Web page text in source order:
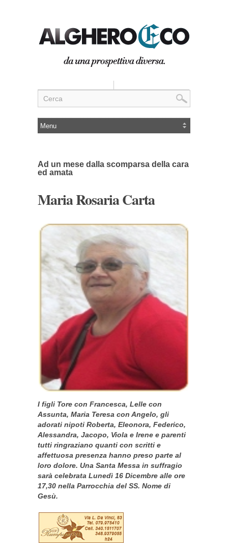
Ad un mese dalla scomparsa della cara
ed amata
Maria Rosaria Carta
I figli Tore con Francesca, Lelle con
Assunta, Maria Teresa con Angelo, gli
adorati nipoti Roberta, Eleonora, Federico,
Alessandra, Jacopo, Viola e Irene e parenti
tutti ringraziano quanti con scritti e
affettuosa presenza hanno preso parte al
loro dolore. Una Santa Messa in suffragio
sarà celebrata Lunedì 16 Dicembre alle ore
17,30 nella Parrocchia del SS. Nome di
Gesù.